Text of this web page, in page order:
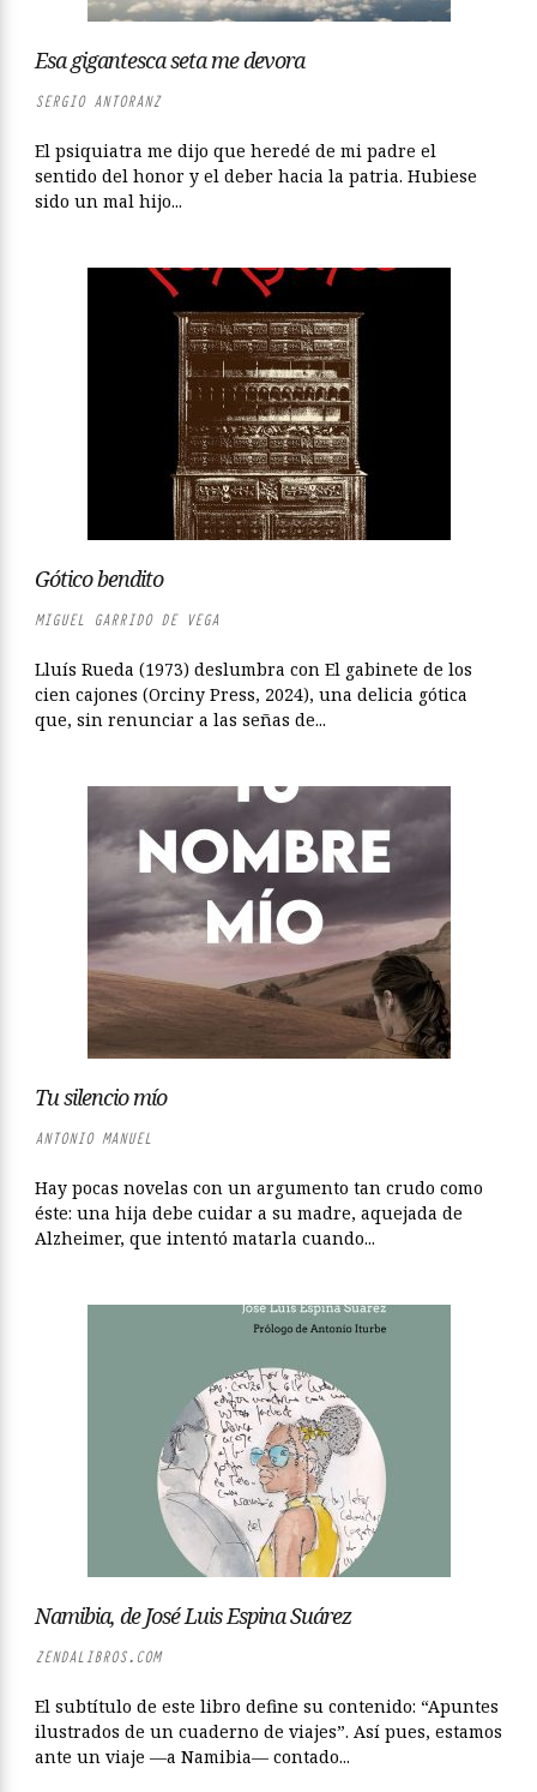
Esa gigantesca seta me devora
SERGIO ANTORANZ
El psiquiatra me dijo que heredé de mi padre el
sentido del honor y el deber hacia la patria. Hubiese
sido un mal hijo...
Gótico bendito
MIGUEL GARRIDO DE VEGA
Lluís Rueda (1973) deslumbra con El gabinete de los
cien cajones (Orciny Press, 2024), una delicia gótica
que, sin renunciar a las señas de...
Tu silencio mío
ANTONIO MANUEL
Hay pocas novelas con un argumento tan crudo como
éste: una hija debe cuidar a su madre, aquejada de
Alzheimer, que intentó matarla cuando...
Namibia, de José Luis Espina Suárez
ZENDALIBROS.COM
El subtítulo de este libro define su contenido: “Apuntes
ilustrados de un cuaderno de viajes”. Así pues, estamos
ante un viaje —a Namibia— contado...